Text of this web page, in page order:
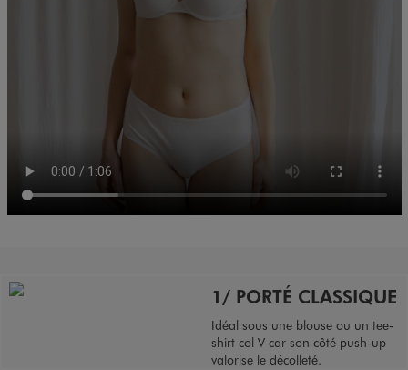
1/ PORTÉ CLASSIQUE
Idéal sous une blouse ou un tee-
shirt col V car son côté push-up
valorise le décolleté.